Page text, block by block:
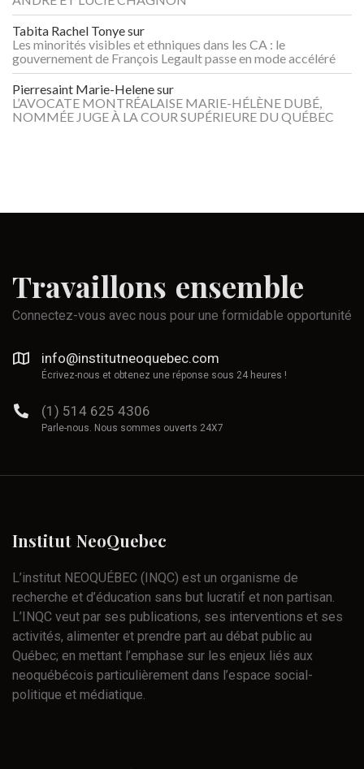
Tabita Rachel Tonyesur
Les minorités visibles et ethniques dans les CA : le
gouvernement de François Legault passe en mode accéléré
Pierresaint Marie-Helenesur
L’AVOCATE MONTRÉALAISE MARIE-HÉLÈNE DUBÉ,
NOMMÉE JUGE À LA COUR SUPÉRIEURE DU QUÉBEC
Travaillons ensemble
Connectez-vous avec nous pour une formidable opportunité
info@institutneoquebec.com
Écrivez-nous et obtenez une réponse sous 24 heures !
(1) 514 625 4306
Parle-nous. Nous sommes ouverts 24X7
Institut NeoQuebec
L’institut NEOQUÉBEC (INQC) est un organisme de
recherche et d’éducation sans but lucratif et non partisan.
L’INQC veut par ses publications, ses interventions et ses
activités, alimenter et prendre part au débat public au
Québec; en mettant l’emphase sur les enjeux liés aux
neoquébécois particulièrement dans l’espace social-
politique et médiatique.